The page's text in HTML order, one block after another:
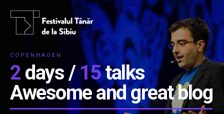
COPENHAGEN
2 days /15talks
Awesome and great blog